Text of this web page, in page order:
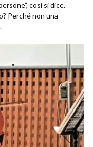
così si dice.
Perché non una